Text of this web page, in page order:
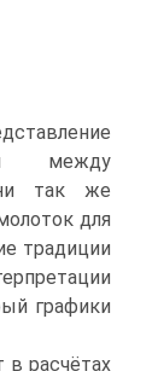
между
так же
для
традиции
графики
в расчётах